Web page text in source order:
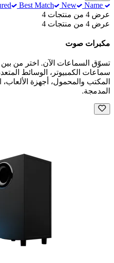
Featured
Best Match New
Name
عرض 4 من منتجات 4
عرض 4 من منتجات 4
مكبرات صوت
تسوّق السماعات الآن. اختر من
سماعات الكمبيوتر، الوسائط
المكتب والمحمول، أجهزة
المدمجة.